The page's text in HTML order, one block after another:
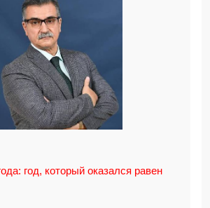
год, который оказался равен